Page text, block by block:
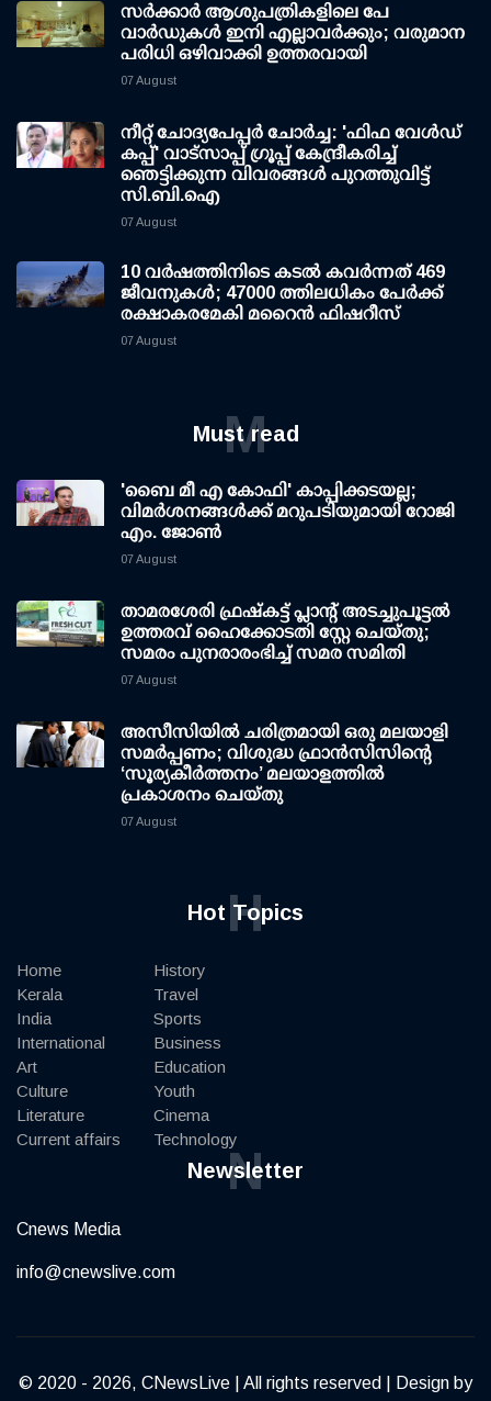
സര്‍ക്കാര്‍ ആശുപത്രികളിലെ പേ
വാര്‍ഡുകള്‍ ഇനി എല്ലാവര്‍ക്കും; വരുമാന
പരിധി ഒഴിവാക്കി ഉത്തരവായി
07 August
നീറ്റ് ചോദ്യപേപ്പര്‍ ചോര്‍ച്ച: 'ഫിഫ വേള്‍ഡ്
കപ്പ്' വാട്സാപ്പ് ഗ്രൂപ്പ് കേന്ദ്രീകരിച്ച്
ഞെട്ടിക്കുന്ന വിവരങ്ങള്‍ പുറത്തുവിട്ട്
സി.ബി.ഐ
07 August
10 വര്‍ഷത്തിനിടെ കടല്‍ കവര്‍ന്നത് 469
ജീവനുകള്‍; 47000 ത്തിലധികം പേര്‍ക്ക്
രക്ഷാകരമേകി മറൈന്‍ ഫിഷറീസ്
07 August
Must read
M
'ബൈ മീ എ കോഫി' കാപ്പിക്കടയല്ല;
വിമര്‍ശനങ്ങള്‍ക്ക് മറുപടിയുമായി റോജി
എം. ജോണ്‍
07 August
താമരശേരി ഫ്രഷ്കട്ട് പ്ലാന്റ് അടച്ചുപൂട്ടൽ
ഉത്തരവ് ഹൈക്കോടതി സ്റ്റേ ചെയ്തു;
സമരം പുനരാരംഭിച്ച് സമര സമിതി
07 August
അസീസിയിൽ ചരിത്രമായി ഒരു മലയാളി
സമർപ്പണം; വിശുദ്ധ ഫ്രാൻസിസിന്റെ
‘സൂര്യകീർത്തനം’ മലയാളത്തിൽ
പ്രകാശനം ചെയ്തു
07 August
Hot Topics
H
Home
Kerala
India
International
Art
Culture
Literature
Current affairs
History
Travel
Sports
Business
Education
Youth
Cinema
Technology
Newsletter
N
Cnews Media
info@cnewslive.com
© 2020 - 2026, CNewsLive | All rights reserved | Design by